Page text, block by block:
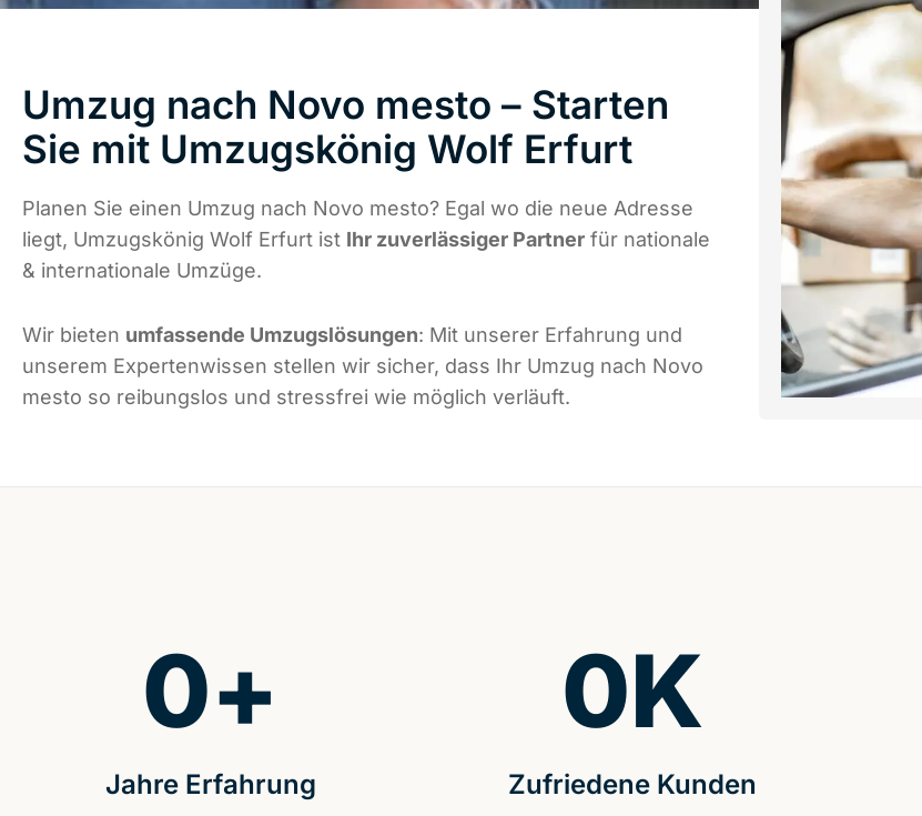
Umzug nach Novo mesto – Starten
Sie mit Umzugskönig Wolf Erfurt
Planen Sie einen Umzug nach Novo mesto? Egal wo die neue Adresse
liegt, Umzugskönig Wolf Erfurt ist Ihr zuverlässiger Partner für nationale
& internationale Umzüge.
Wir bieten umfassende Umzugslösungen: Mit unserer Erfahrung und
unserem Expertenwissen stellen wir sicher, dass Ihr Umzug nach Novo
mesto so reibungslos und stressfrei wie möglich verläuft.
Jahre Erfahrung
0+
Zufriedene Kunden
0K